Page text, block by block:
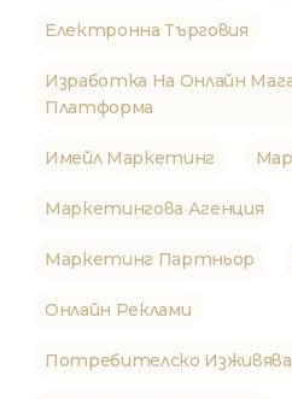
Електронна Търговия
Изработка На Онлайн
Платформа
Имейл Маркетинг
Маркетингова Агенция
Маркетинг Партньор
Онлайн Реклами
Потребителско